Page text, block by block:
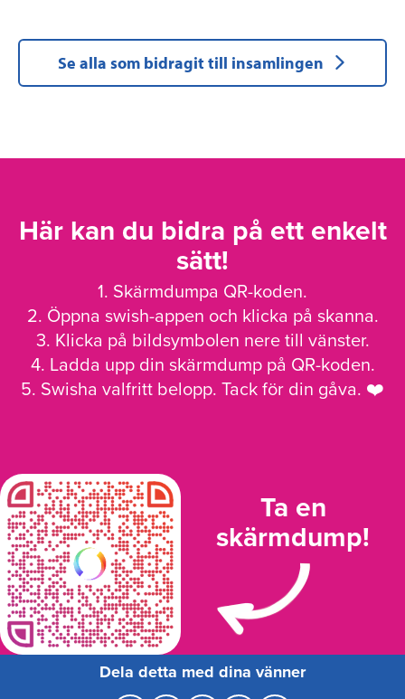
Se alla som bidragit till insamlingen
Här kan du bidra på ett enkelt
sätt!
1. Skärmdumpa QR-koden.
2. Öppna swish-appen och klicka på skanna.
3. Klicka på bildsymbolen nere till vänster.
4. Ladda upp din skärmdump på QR-koden.
5. Swisha valfritt belopp. Tack för din gåva. ❤️
Ta en
skärmdump!
Dela detta med dina vänner